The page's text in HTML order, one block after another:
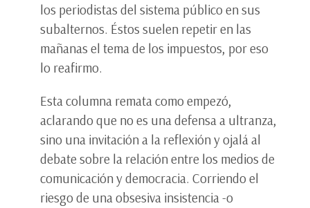
los periodistas del sistema público en sus
subalternos. Éstos suelen repetir en las
mañanas el tema de los impuestos, por eso
lo reafirmo.
Esta columna remata como empezó,
aclarando que no es una defensa a ultranza,
sino una invitación a la reflexión y ojalá al
debate sobre la relación entre los medios de
comunicación y democracia. Corriendo el
riesgo de una obsesiva insistencia -o